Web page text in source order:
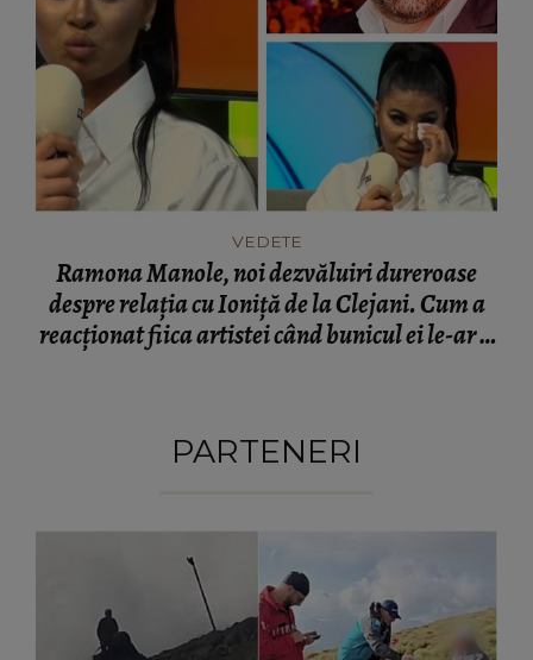
VEDETE
Ramona Manole, noi dezvăluiri dureroase
despre relația cu Ioniță de la Clejani. Cum a
reacționat fiica artistei când bunicul ei le-ar fi
PARTENERI